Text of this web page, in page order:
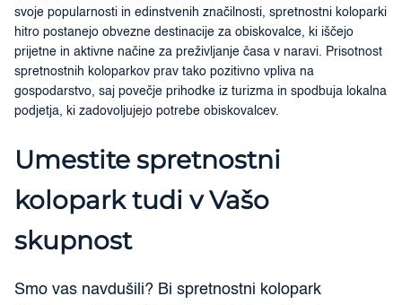
svoje popularnosti in edinstvenih značilnosti, spretnostni koloparki
hitro postanejo obvezne destinacije za obiskovalce, ki iščejo
prijetne in aktivne načine za preživljanje časa v naravi. Prisotnost
spretnostnih koloparkov prav tako pozitivno vpliva na
gospodarstvo, saj povečje prihodke iz turizma in spodbuja lokalna
podjetja, ki zadovoljujejo potrebe obiskovalcev.
Umestite spretnostni
kolopark tudi v Vašo
skupnost
Smo vas navdušili? Bi spretnostni kolopark